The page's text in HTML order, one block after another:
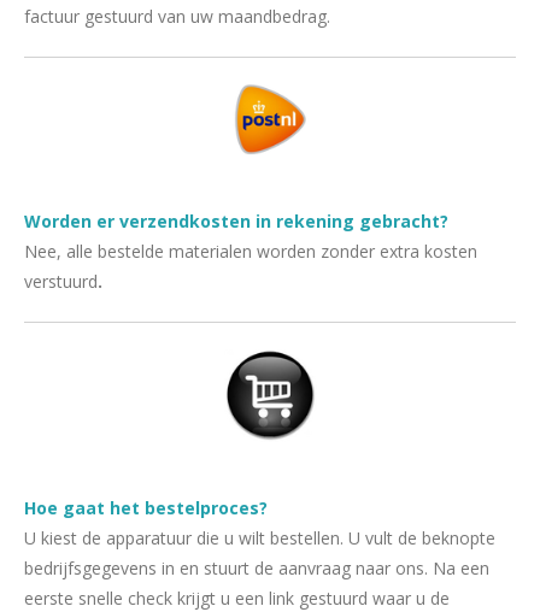
factuur gestuurd van uw maandbedrag.
Worden er verzendkosten in rekening gebracht?
Nee, alle bestelde materialen worden zonder extra kosten
verstuurd.
Hoe gaat het bestelproces?
U kiest de apparatuur die u wilt bestellen. U vult de beknopte
bedrijfsgegevens in en stuurt de aanvraag naar ons. Na een
eerste snelle check krijgt u een link gestuurd waar u de